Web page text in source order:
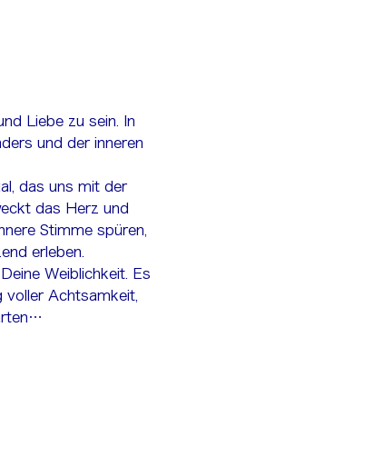
Liebe zu sein. In
und der inneren
das uns mit der
das Herz und
Stimme spüren,
erleben.
Weiblichkeit. Es
voller Achtsamkeit,